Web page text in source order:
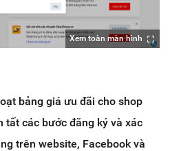
Xem toàn màn hình
bảng giá ưu đãi cho shop
tất các bước đăng ký và xác
trên website, Facebook và